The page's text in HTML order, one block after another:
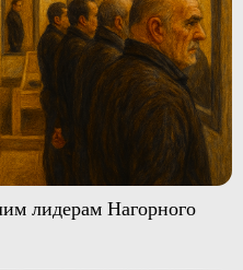
лидерам Нагорного